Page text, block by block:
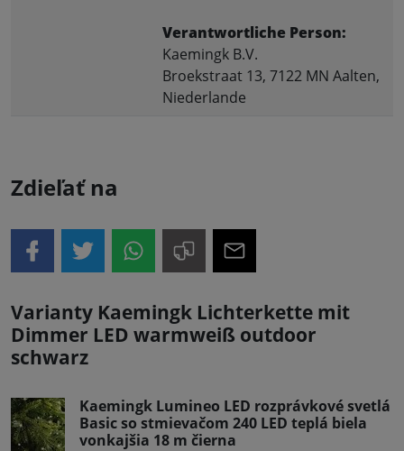
Verantwortliche Person:
Kaemingk B.V.
Broekstraat 13, 7122 MN Aalten,
Niederlande
Zdieľať na
Varianty Kaemingk Lichterkette mit
Dimmer LED warmweiß outdoor
schwarz
Kaemingk Lumineo LED rozprávkové svetlá
Basic so stmievačom 240 LED teplá biela
vonkajšia 18 m čierna